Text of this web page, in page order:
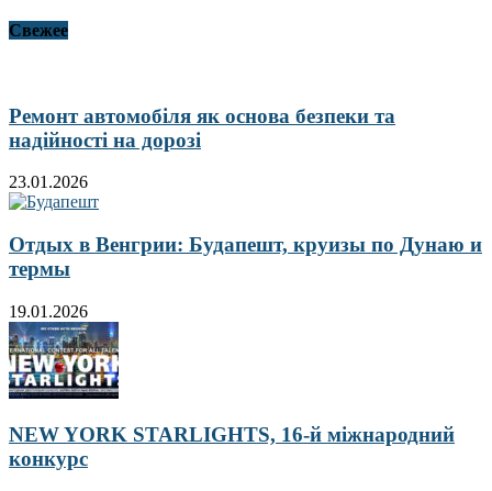
Свежее
Ремонт автомобіля як основа безпеки та
надійності на дорозі
23.01.2026
Отдых в Венгрии: Будапешт, круизы по Дунаю и
термы
19.01.2026
NEW YORK STARLIGHTS, 16-й міжнародний
конкурс